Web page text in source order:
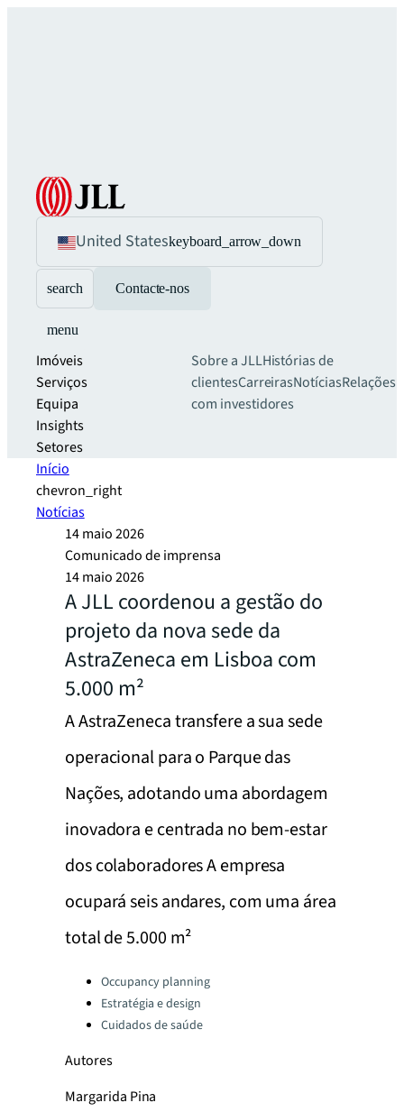
United Stateskeyboard_arrow_down
search Contacte-nos
menu
Imóveis
Serviços
Equipa
Insights
Setores
Sobre a JLLHistórias de
clientesCarreirasNotíciasRelações
com investidores
Início
chevron_right
Notícias
14 maio 2026
Comunicado de imprensa
14 maio 2026
A JLL coordenou a gestão do
projeto da nova sede da
AstraZeneca em Lisboa com
5.000 m²
A AstraZeneca transfere a sua sede
operacional para o Parque das
Nações, adotando uma abordagem
inovadora e centrada no bem-estar
dos colaboradores A empresa
ocupará seis andares, com uma área
total de 5.000 m²
Categories:Occupancy planning
Estratégia e design
Cuidados de saúde
Autores
Margarida Pina